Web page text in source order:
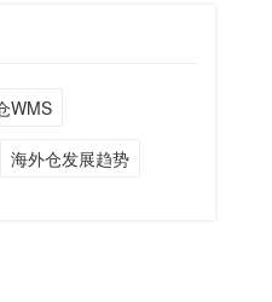
WMS
海外仓发展趋势